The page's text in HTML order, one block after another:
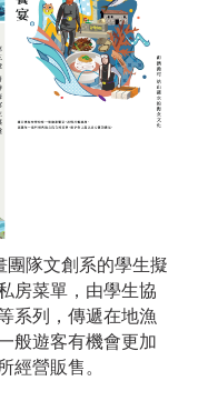
團隊文創系的學生擬
房菜單，由學生協
系列，傳遞在地漁
般遊客有機會更加
經營販售。